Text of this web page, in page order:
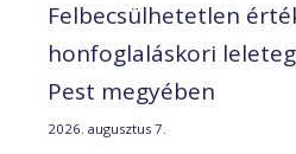
Felbecsülhetetlen
honfoglaláskori
Pest megyében
2026. augusztus 7.